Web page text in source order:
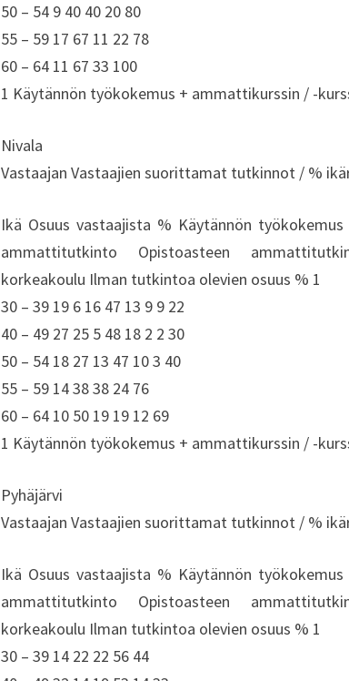
50 – 54 9 40 40 20 80
55 – 59 17 67 11 22 78
60 – 64 11 67 33 100
1 Käytännön työkokemus + ammattikurssin / -
Nivala
Vastaajan Vastaajien suorittamat tutkinnot / %
Ikä Osuus vastaajista % Käytännön
ammattitutkinto Opistoasteen
korkeakoulu Ilman tutkintoa olevien osuus % 1
30 – 39 19 6 16 47 13 9 9 22
40 – 49 27 25 5 48 18 2 2 30
50 – 54 18 27 13 47 10 3 40
55 – 59 14 38 38 24 76
60 – 64 10 50 19 19 12 69
1 Käytännön työkokemus + ammattikurssin / -
Pyhäjärvi
Vastaajan Vastaajien suorittamat tutkinnot / %
Ikä Osuus vastaajista % Käytännön
ammattitutkinto Opistoasteen
korkeakoulu Ilman tutkintoa olevien osuus % 1
30 – 39 14 22 22 56 44